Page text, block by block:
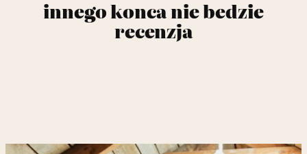
innego konca nie bedzie
recenzja